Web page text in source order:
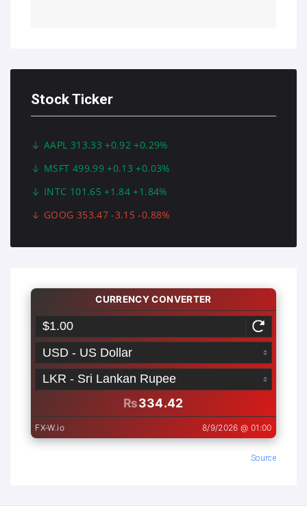
Stock Ticker
AAPL 313.33 +0.92 +0.29%
MSFT 499.99 +0.13 +0.03%
INTC 101.65 +1.84 +1.84%
GOOG 353.47 -3.15 -0.88%
Source